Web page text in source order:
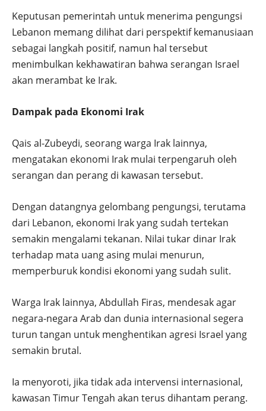
Keputusan pemerintah untuk menerima pengungsi
Lebanon memang dilihat dari perspektif kemanusiaan
sebagai langkah positif, namun hal tersebut
menimbulkan kekhawatiran bahwa serangan Israel
akan merambat ke Irak.
Dampak pada Ekonomi Irak
Qais al-Zubeydi, seorang warga Irak lainnya,
mengatakan ekonomi Irak mulai terpengaruh oleh
serangan dan perang di kawasan tersebut.
Dengan datangnya gelombang pengungsi, terutama
dari Lebanon, ekonomi Irak yang sudah tertekan
semakin mengalami tekanan. Nilai tukar dinar Irak
terhadap mata uang asing mulai menurun,
memperburuk kondisi ekonomi yang sudah sulit.
Warga Irak lainnya, Abdullah Firas, mendesak agar
negara-negara Arab dan dunia internasional segera
turun tangan untuk menghentikan agresi Israel yang
semakin brutal.
Ia menyoroti, jika tidak ada intervensi internasional,
kawasan Timur Tengah akan terus dihantam perang.